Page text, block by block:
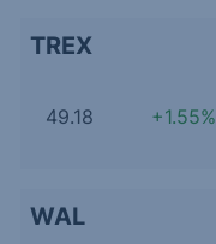
TREX
49.18 +1.55%
WAL